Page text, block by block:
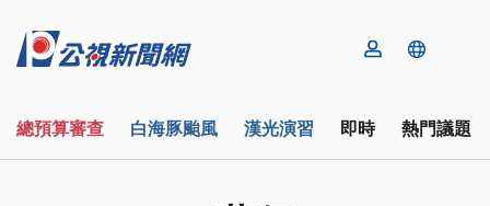
總預算審查 白海豚颱風 漢光演習 即時 熱門議題